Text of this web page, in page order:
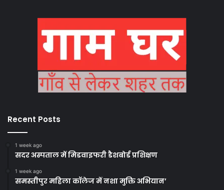
Recent Posts
1 week ago
सदर अस्पताल में मिडवाइफरी डैशबोर्ड प्रशिक्षण
1 week ago
समस्तीपुर महिला कॉलेज में नशा मुक्ति अभियान’